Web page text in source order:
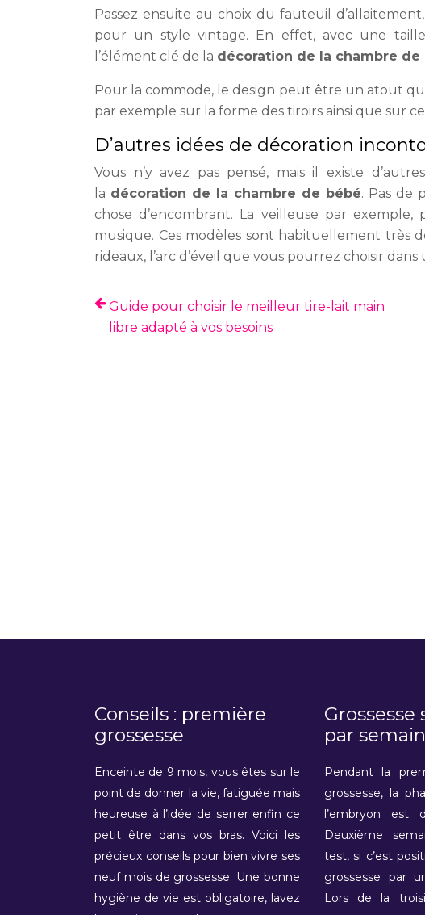
Passez ensuite au choix du fauteuil
pour un style vintage. En effet, avec une
l’élément clé de la décoration de la chambre de
Pour la commode, le design peut être un atout
par exemple sur la forme des tiroirs ainsi que sur
D’autres idées de décoration
Vous n’y avez pas pensé, mais il existe
la décoration de la chambre de bébé. Pas de
chose d’encombrant. La veilleuse par
musique. Ces modèles sont habituellement très
rideaux, l’arc d’éveil que vous pourrez choisir
Guide pour choisir le meilleur tire-lait main
libre adapté à vos besoins
Conseils : première
grossesse
Enceinte de 9 mois, vous êtes sur le
point de donner la vie, fatiguée mais
heureuse à l’idée de serrer enfin ce
petit être dans vos bras. Voici les
précieux conseils pour bien vivre ses
neuf mois de grossesse. Une bonne
hygiène de vie est obligatoire, lavez
Grossesse
par
Pendant la
grossesse, la
l’embryon est
Deuxième
test, si c’est
grossesse par
Lors de la